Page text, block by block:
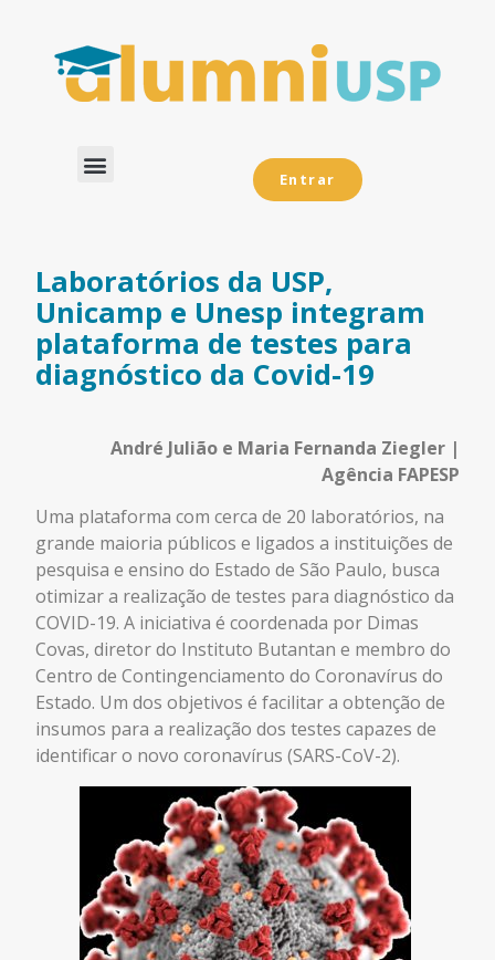
Entrar
Laboratórios da USP,
Unicamp e Unesp integram
plataforma de testes para
diagnóstico da Covid-19
André Julião e Maria Fernanda Ziegler |
Agência FAPESP
Uma plataforma com cerca de 20 laboratórios, na
grande maioria públicos e ligados a instituições de
pesquisa e ensino do Estado de São Paulo, busca
otimizar a realização de testes para diagnóstico da
COVID-19. A iniciativa é coordenada por Dimas
Covas, diretor do Instituto Butantan e membro do
Centro de Contingenciamento do Coronavírus do
Estado. Um dos objetivos é facilitar a obtenção de
insumos para a realização dos testes capazes de
identificar o novo coronavírus (SARS-CoV-2).